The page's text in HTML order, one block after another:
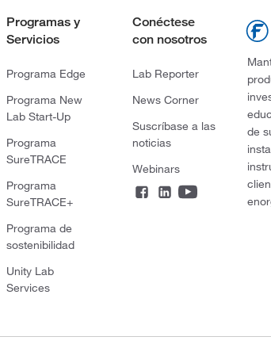
Programas y
Servicios
Programa Edge
Programa New
Lab Start-Up
Programa
SureTRACE
Programa
SureTRACE+
Programa de
sostenibilidad
Unity Lab
Services
Conéctese
con nosotros
Lab Reporter
News Corner
Suscríbase a las
noticias
Webinars
de